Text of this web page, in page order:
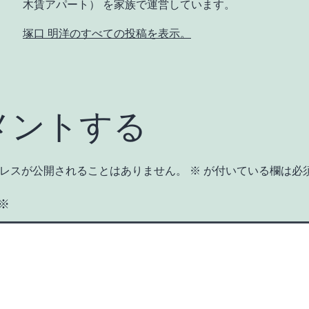
木賃アパート） を家族で運営しています。
塚口 明洋のすべての投稿を表示。
ントする
スが公開されることはありません。 ※ が付いている欄は必